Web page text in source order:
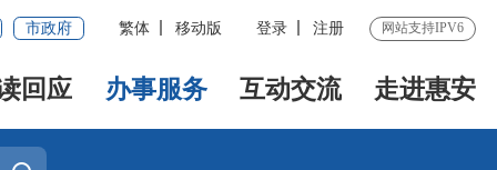
市政府 繁体 移动版 登录 注册 网站支持IPV6
回应 办事服务 互动交流 走进惠安